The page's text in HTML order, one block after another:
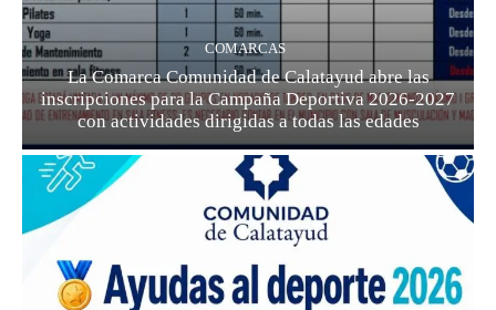
COMARCAS
La Comarca Comunidad de Calatayud abre las
inscripciones para la Campaña Deportiva 2026-2027
con actividades dirigidas a todas las edades